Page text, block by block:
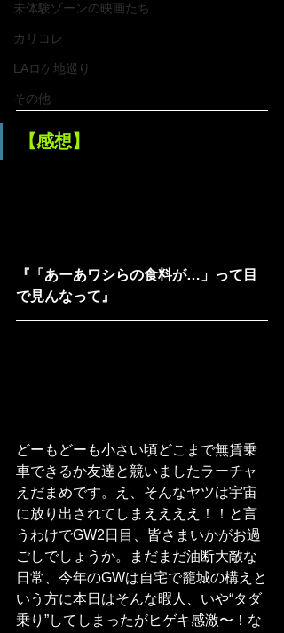
未体験ゾーンの映画たち
カリコレ
LAロケ地巡り
その他
【感想】
『「あーあワシらの食料が…」って目
で見んなって』
どーもどーも小さい頃どこまで無賃乗
車できるか友達と競いましたラーチャ
えだまめです。え、そんなヤツは宇宙
に放り出されてしまええええ！！と言
うわけでGW2日目、皆さまいかがお過
ごしでしょうか。まだまだ油断大敵な
日常、今年のGWは自宅で籠城の構えと
いう方に本日はそんな暇人、いや“タダ
乗り”してしまったがヒゲキ感激〜！な